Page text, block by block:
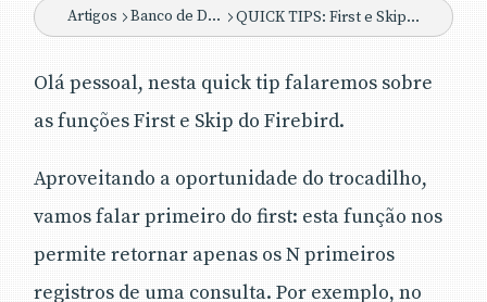
Artigos Banco de Dados QUICK TIPS: First e Skip no Firebird – Selecionando N registros em uma consulta
Olá pessoal, nesta quick tip falaremos sobre
as funções First e Skip do Firebird.
Aproveitando a oportunidade do trocadilho,
vamos falar primeiro do first: esta função nos
permite retornar apenas os N primeiros
registros de uma consulta. Por exemplo, no